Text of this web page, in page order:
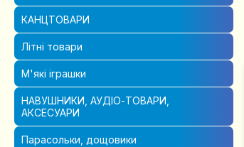
КОСМЕТИКА ДИТЯЧА,
ТЕХНІКА, ПОСУД І
ЛЯЛЬКОВІ НАРЯДИ,
ЗАПУСКАЛКИ СЕНСОРНІ
ІНСТРУМЕНТІВ
ДРАКОНИСТОЛИКИ
СТІЛЬЧИКИ ДЛЯ
КОЛІСНІ"12"
Велосипеди 2-х колісні
"16"
"18"
ВЕЛОСИПЕДИ 3-Х
МОТОЦИКЛИ,
КАНЦТОВАРИ
РОЗМАЛЬОВКИ, ДЕКОР,
Літні товари
НАБОРИ
ВІТРЯЧКИ, ВЕРТУШКИ,
М'які іграшки
ВІТЧИЗНЯНІ ВИРОБНИКИ
НАВУШНИКИ, АУДІО-ТОВАРИ,
АКСЕСУАРИ
ІНШЕ
Парасольки, дощовики